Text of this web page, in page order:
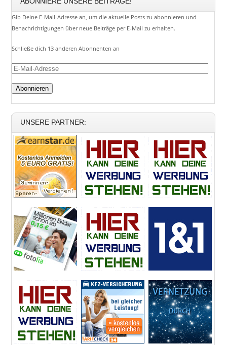
Gib Deine E-Mail-Adresse an, um die aktuelle Posts zu abonnieren und
Benachrichtigungen über neue Beiträge per E-Mail zu erhalten.
Schließe dich 13 anderen Abonnenten an
E-
Adresse
UNSERE PARTNER: